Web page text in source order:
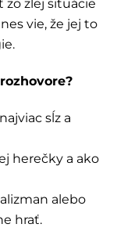
zo zlej situácie
vie, že jej to
sĺz a
herečky a ako
alebo
hrať.